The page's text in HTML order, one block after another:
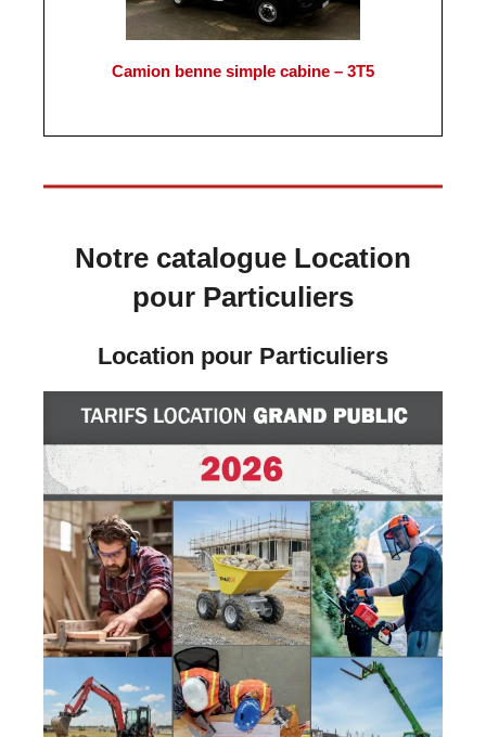
Camion benne simple cabine – 3T5
Notre catalogue Location
pour Particuliers
Location pour Particuliers